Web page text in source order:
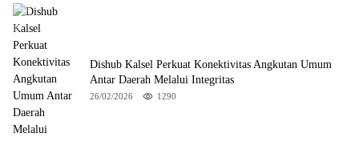
Dishub Kalsel Perkuat Konektivitas Angkutan Umum
Antar Daerah Melalui Integritas
26/02/2026 1290